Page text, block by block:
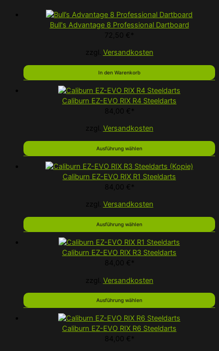
der
Bull's Advantage 8 Professional Dartboard
72,50 € *
zzgl. Versandkosten
In den Warenkorb
Caliburn EZ-EVO RIX R4 Steeldarts
84,00 € *
zzgl. Versandkosten
Ausführung wählen
Caliburn EZ-EVO RIX R1 Steeldarts
84,00 € *
zzgl. Versandkosten
Ausführung wählen
Caliburn EZ-EVO RIX R3 Steeldarts
84,00 € *
zzgl. Versandkosten
Ausführung wählen
Caliburn EZ-EVO RIX R6 Steeldarts
84,00 € *